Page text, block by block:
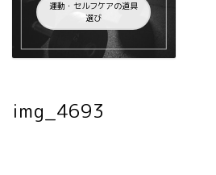
運動・セルフケアの道具
選び
img_4693